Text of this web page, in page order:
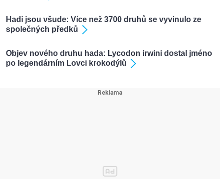
Hadi jsou všude: Více než 3700 druhů se vyvinulo ze
společných předků
Objev nového druhu hada: Lycodon irwini dostal jméno
po legendárním Lovci krokodýlů